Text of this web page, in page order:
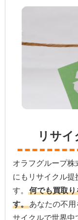
リサイ
オラフグループ
にもリサイクル提
す。
何でも買取
す。あなたの不用
サイクルで世界中